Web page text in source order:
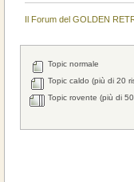
Il Forum del GOLDEN
Topic normale
Topic caldo (più di 20
Topic rovente (più di